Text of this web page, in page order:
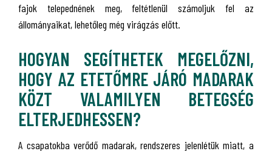
fajok telepednének meg, feltétlenül számoljuk fel az
állományaikat, lehetőleg még virágzás előtt.
HOGYAN SEGÍTHETEK MEGELŐZNI,
HOGY AZ ETETŐMRE JÁRÓ MADARAK
KÖZT VALAMILYEN BETEGSÉG
ELTERJEDHESSEN?
A csapatokba verődő madarak, rendszeres jelenlétük miatt, a